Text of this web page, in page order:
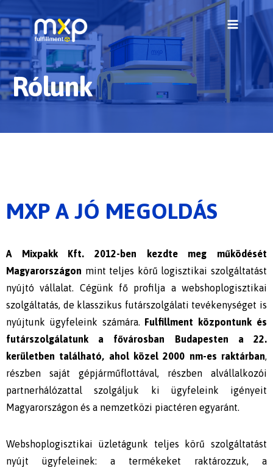
Rólunk
MXP A JÓ MEGOLDÁS
A Mixpakk Kft. 2012-ben kezdte meg működését
Magyarországon mint teljes körű logisztikai szolgáltatást
nyújtó vállalat. Cégünk fő profilja a webshoplogisztikai
szolgáltatás, de klasszikus futárszolgálati tevékenységet is
nyújtunk ügyfeleink számára. Fulfillment központunk és
futárszolgálatunk a fővárosban Budapesten a 22.
kerületben található, ahol közel 2000 nm-es raktárban
részben saját gépjárműflottával, részben alvállalkozói
partnerhálózattal szolgáljuk ki ügyfeleink igényeit
Magyarországon és a nemzetközi piactéren egyaránt.
Webshoplogisztikai üzletágunk teljes körű szolgáltatást
nyújt ügyfeleinek: a termékeket raktározzuk, a